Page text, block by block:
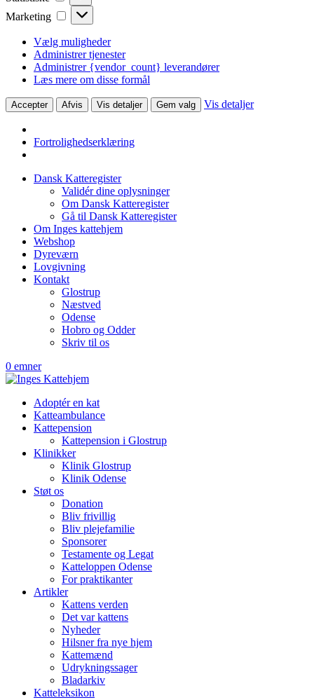
Marketing Marketing
Vælg muligheder
Administrer tjenester
Administrer {vendor_count} leverandører
Læs mere om disse formål
Accepter Afvis Vis detaljer Gem valg Vis detaljer
Fortrolighedserklæring
Dansk Katteregister
Validér dine oplysninger
Om Dansk Katteregister
Gå til Dansk Katteregister
Om Inges kattehjem
Webshop
Dyreværn
Lovgivning
Kontakt
Glostrup
Næstved
Odense
Hobro og Odder
Skriv til os
0 emner
Adoptér en kat
Katteambulance
Kattepension
Kattepension i Glostrup
Klinikker
Klinik Glostrup
Klinik Odense
Støt os
Donation
Bliv frivillig
Bliv plejefamilie
Sponsorer
Testamente og Legat
Katteloppen Odense
For praktikanter
Artikler
Kattens verden
Det var kattens
Nyheder
Hilsner fra nye hjem
Kattemænd
Udrykningssager
Bladarkiv
Katteleksikon